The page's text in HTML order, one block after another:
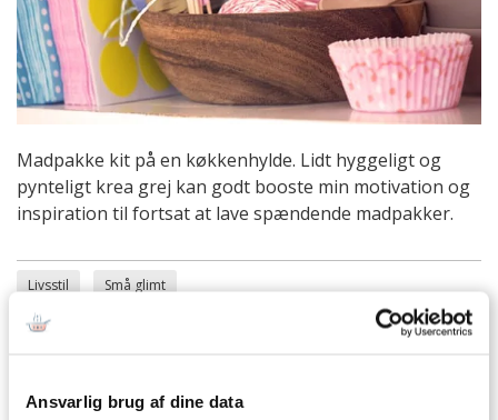
Ansvarlig brug af dine data
Madpakke kit på en køkkenhylde. Lidt hyggeligt og
pynteligt krea grej kan godt booste min motivation og
inspiration til fortsat at lave spændende madpakker.
Livsstil Små glimt